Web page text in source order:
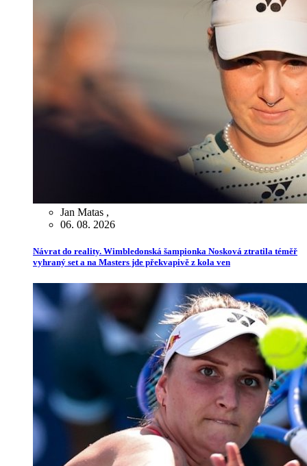
Jan Matas ,
06. 08. 2026
Návrat do reality. Wimbledonská šampionka Nosková ztratila téměř
vyhraný set a na Masters jde překvapivě z kola ven